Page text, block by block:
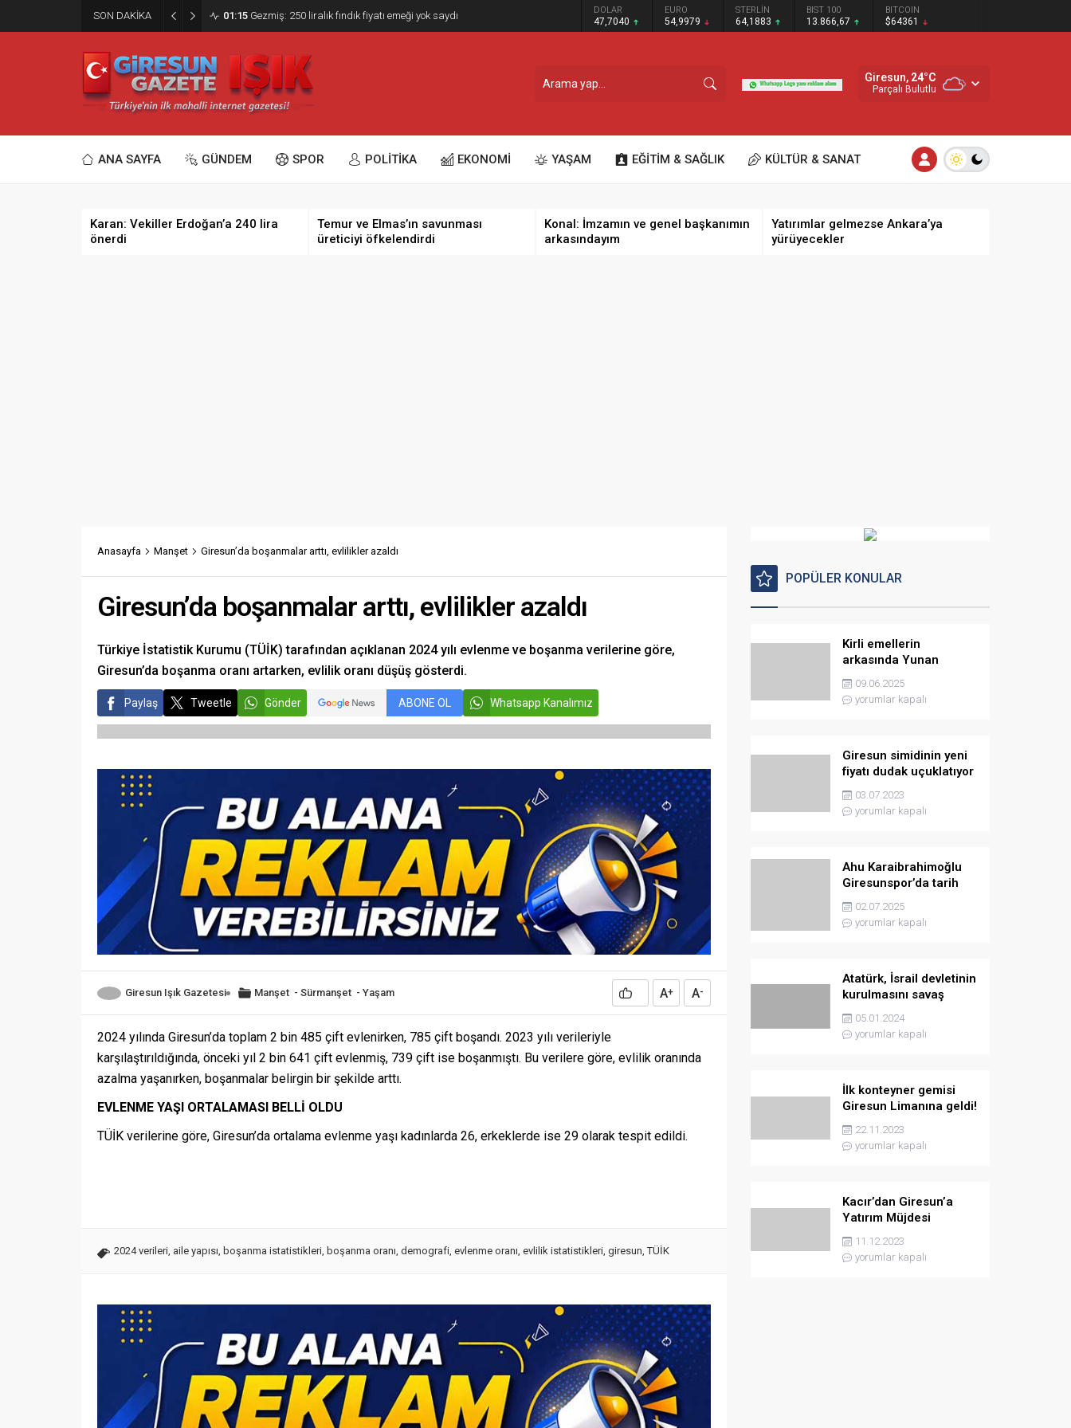
SON DAKİKA 01:15 Gezmiş: 250 liralık fındık fiyatı emeği yok saydı DOLAR
47,7040
EURO
54,9979
STERLİN
64,1883
BIST 100
13.866,67
BITCOIN
$64361
Giresun, 24°C
Parçalı Bulutlu
ANA SAYFA GÜNDEM SPOR POLİTİKA EKONOMİ YAŞAM EĞİTİM & SAĞLIK KÜLTÜR & SANAT
Karan: Vekiller Erdoğan’a 240 lira
önerdi
Temur ve Elmas’ın savunması
üreticiyi öfkelendirdi
Konal: İmzamın ve genel başkanımın
arkasındayım
Yatırımlar gelmezse Ankara’ya
yürüyecekler
Anasayfa Manşet Giresun’da boşanmalar arttı, evlilikler azaldı
Giresun’da boşanmalar arttı, evlilikler azaldı
Türkiye İstatistik Kurumu (TÜİK) tarafından açıklanan 2024 yılı evlenme ve boşanma verilerine göre,
Giresun’da boşanma oranı artarken, evlilik oranı düşüş gösterdi.
Paylaş Tweetle Gönder ABONE OL Whatsapp Kanalımız
Giresun Işık Gazetesi Manşet - Sürmanşet - Yaşam A+ A-
2024 yılında Giresun’da toplam 2 bin 485 çift evlenirken, 785 çift boşandı. 2023 yılı verileriyle
karşılaştırıldığında, önceki yıl 2 bin 641 çift evlenmiş, 739 çift ise boşanmıştı. Bu verilere göre, evlilik oranında
azalma yaşanırken, boşanmalar belirgin bir şekilde arttı.
EVLENME YAŞI ORTALAMASI BELLİ OLDU
TÜİK verilerine göre, Giresun’da ortalama evlenme yaşı kadınlarda 26, erkeklerde ise 29 olarak tespit edildi.
2024 verileri, aile yapısı, boşanma istatistikleri, boşanma oranı, demografi, evlenme oranı, evlilik istatistikleri, giresun,TÜİK
POPÜLER KONULAR
Kirli emellerin
arkasında Yunan
istihbaratı var
09.06.2025
yorumlar kapalı
Giresun simidinin yeni
fiyatı dudak uçuklatıyor
03.07.2023
yorumlar kapalı
Ahu Karaibrahimoğlu
Giresunspor’da tarih
yazmaya hazırlanıyor
02.07.2025
yorumlar kapalı
Atatürk, İsrail devletinin
kurulmasını savaş
sebebi olarak ilân
etmişti
05.01.2024
yorumlar kapalı
İlk konteyner gemisi
Giresun Limanına geldi!
22.11.2023
yorumlar kapalı
Kacır’dan Giresun’a
Yatırım Müjdesi
11.12.2023
yorumlar kapalı